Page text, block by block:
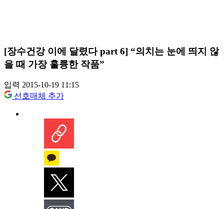
[장수건강 이에 달렸다 part 6] “의치는 눈에 띄지 않
을 때 가장 훌륭한 작품”
입력 2015-10-19 11:15
선호매체 추가